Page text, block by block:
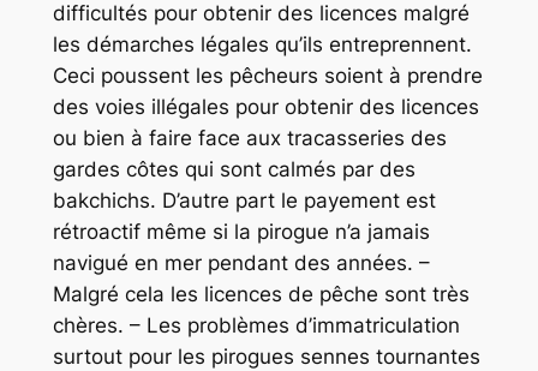
difficultés pour obtenir des licences malgré
les démarches légales qu’ils entreprennent.
Ceci poussent les pêcheurs soient à prendre
des voies illégales pour obtenir des licences
ou bien à faire face aux tracasseries des
gardes côtes qui sont calmés par des
bakchichs. D’autre part le payement est
rétroactif même si la pirogue n’a jamais
navigué en mer pendant des années. –
Malgré cela les licences de pêche sont très
chères. – Les problèmes d’immatriculation
surtout pour les pirogues sennes tournantes